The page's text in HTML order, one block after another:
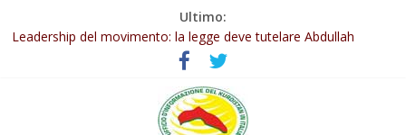
Ultimo:
Abdullah Öcalan: Le legge negativa deve essere trasformata in
legge positiva
Leadership del movimento: la legge deve tutelare Abdullah
Commissione donne del KNK: Şengal è di nuovo sotto minaccia
Non tenere conto della situazione di Rêber Apo ostacolerebbe